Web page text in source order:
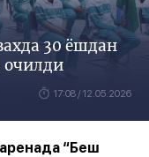
30 ёшдан
очилди
17:08 / 12.05.2026
“Беш